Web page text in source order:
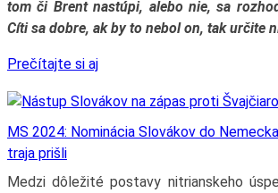
tom či Brent nastúpi, alebo nie, sa
Cíti sa dobre, ak by to nebol on, tak určite
Prečítajte si aj
MS 2024: Nominácia Slovákov do
traja prišli
Medzi dôležité postavy nitrianskeho